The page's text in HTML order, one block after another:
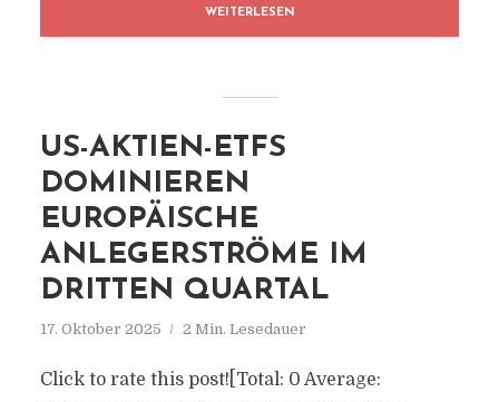
WEITERLESEN
US-AKTIEN-ETFS
DOMINIEREN
EUROPÄISCHE
ANLEGERSTRÖME IM
DRITTEN QUARTAL
17. Oktober 2025 2 Min. Lesedauer
Click to rate this post![Total: 0 Average: